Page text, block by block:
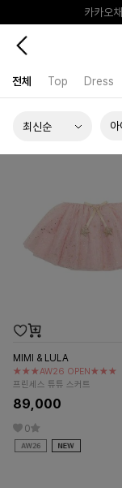
카카오
포레
전체 Top Dress
MIMI & LULA
★★★AW26 OPEN★★★
프린세스 튜튜 스커트
89,000
0